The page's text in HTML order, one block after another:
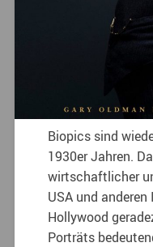
Biopics sind
1930er Jahren.
wirtschaftlicher
USA und
Hollywood
Porträts